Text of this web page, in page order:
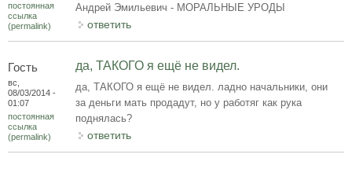
постоянная
ссылка
(permalink)
Андрей Эмильевич - МОРАЛЬНЫЕ УРОДЫ
ответить
Гость
вс,
08/03/2014 -
01:07
постоянная
ссылка
(permalink)
да, ТАКОГО я ещё не видел.
да, ТАКОГО я ещё не видел. ладно начальники, они
за деньги мать продадут, но у работяг как рука
поднялась?
ответить